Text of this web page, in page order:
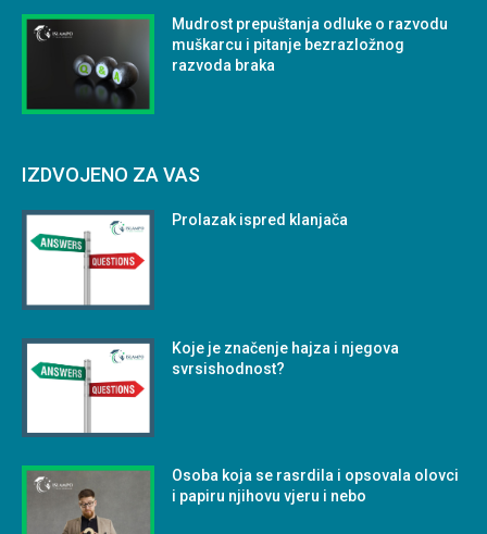
Mudrost prepuštanja odluke o razvodu
muškarcu i pitanje bezrazložnog
razvoda braka
IZDVOJENO ZA VAS
Prolazak ispred klanjača
Koje je značenje hajza i njegova
svrsishodnost?
Osoba koja se rasrdila i opsovala olovci
i papiru njihovu vjeru i nebo